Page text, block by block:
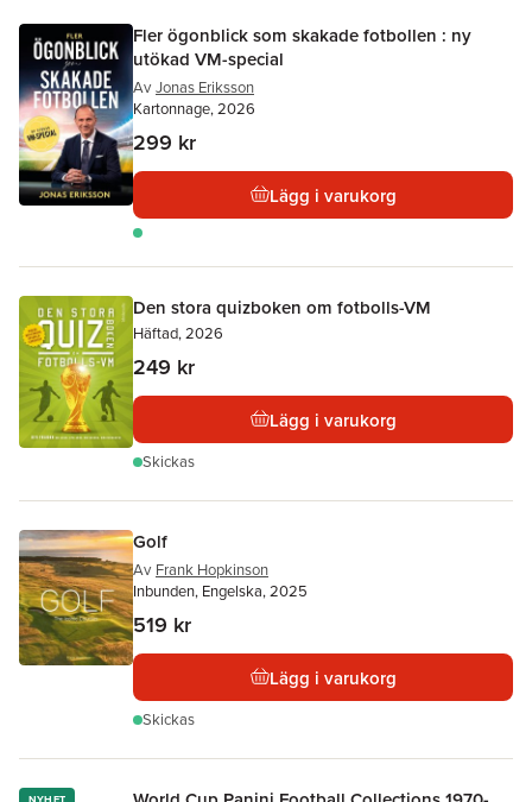
Fler ögonblick som skakade fotbollen : ny
utökad VM-special
Av Jonas Eriksson
Kartonnage, 2026
299 kr
Lägg i varukorg
Den stora quizboken om fotbolls-VM
Häftad, 2026
249 kr
Lägg i varukorg
Skickas
Golf
Av Frank Hopkinson
Inbunden, Engelska, 2025
519 kr
Lägg i varukorg
Skickas